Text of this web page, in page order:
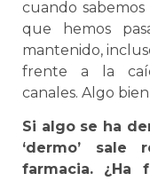
cuando
que hemos
mantenido,
frente a la
canales. Algo
Si algo se ha
‘dermo’
farmacia. ¿Ha